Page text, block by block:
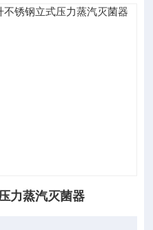
力蒸汽灭菌器